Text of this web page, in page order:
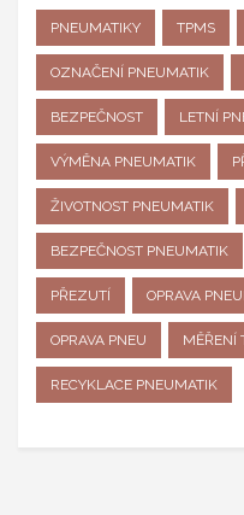
PNEUMATIKY TPMS
OZNAČENÍ PNEUMATIK
BEZPEČNOST LETNÍ
VÝMĚNA PNEUMATIK
ŽIVOTNOST PNEUMATIK
BEZPEČNOST PNEUMATIK
PŘEZUTÍ OPRAVA
OPRAVA PNEU MĚŘENÍ
RECYKLACE PNEUMATIK